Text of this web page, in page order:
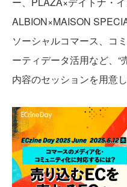
ALBION×MAISON
ソーシャルコマース、コ
ーティデータ活用など、“
内容のセッションを用意し